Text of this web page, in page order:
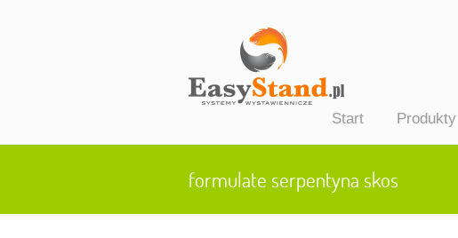
Start Produkty
formulate serpentyna skos